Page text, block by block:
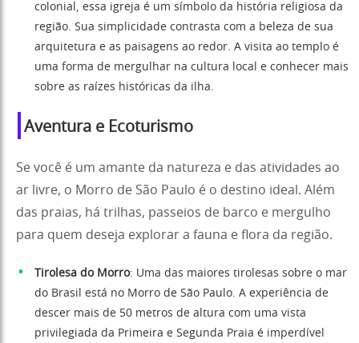
colonial, essa igreja é um símbolo da história religiosa da
região. Sua simplicidade contrasta com a beleza de sua
arquitetura e as paisagens ao redor. A visita ao templo é
uma forma de mergulhar na cultura local e conhecer mais
sobre as raízes históricas da ilha.
Aventura e Ecoturismo
Se você é um amante da natureza e das atividades ao
ar livre, o Morro de São Paulo é o destino ideal. Além
das praias, há trilhas, passeios de barco e mergulho
para quem deseja explorar a fauna e flora da região.
Tirolesa do Morro: Uma das maiores tirolesas sobre o mar
do Brasil está no Morro de São Paulo. A experiência de
descer mais de 50 metros de altura com uma vista
privilegiada da Primeira e Segunda Praia é imperdível